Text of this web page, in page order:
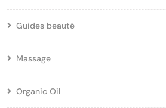
Guides beauté
Massage
Organic Oil